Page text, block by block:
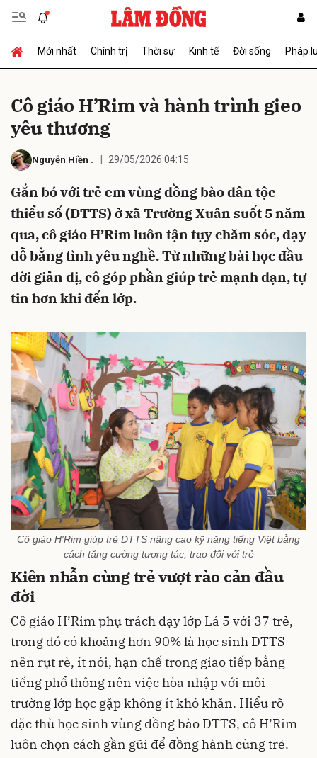
Mới nhất Chính trị Thời sự Kinh tế Đời sống Pháp
Cô giáo H’Rim và hành trình gieo
yêu thương
Nguyễn Hiền . 29/05/2026 04:15
Gắn bó với trẻ em vùng đồng bào dân tộc
thiểu số (DTTS) ở xã Trường Xuân suốt 5 năm
qua, cô giáo H’Rim luôn tận tụy chăm sóc, dạy
dỗ bằng tình yêu nghề. Từ những bài học đầu
đời giản dị, cô góp phần giúp trẻ mạnh dạn, tự
tin hơn khi đến lớp.
Cô giáo H'Rim giúp trẻ DTTS nâng cao kỹ năng tiếng Việt bằng
cách tăng cường tương tác, trao đổi với trẻ
Kiên nhẫn cùng trẻ vượt rào cản đầu
đời
Cô giáo H’Rim phụ trách dạy lớp Lá 5 với 37 trẻ,
trong đó có khoảng hơn 90% là học sinh DTTS
nên rụt rè, ít nói, hạn chế trong giao tiếp bằng
tiếng phổ thông nên việc hòa nhập với môi
trường lớp học gặp không ít khó khăn. Hiểu rõ
đặc thù học sinh vùng đồng bào DTTS, cô H’Rim
luôn chọn cách gần gũi để đồng hành cùng trẻ.
Gửi bình luận
Hủy Gửi